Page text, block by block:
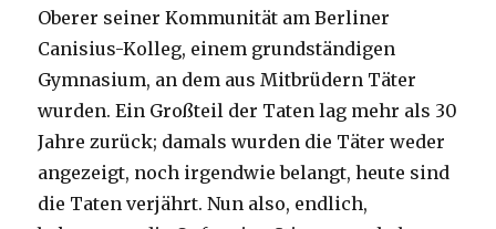
Oberer seiner Kommunität am Berliner
Canisius-Kolleg, einem grundständigen
Gymnasium, an dem aus Mitbrüdern Täter
wurden. Ein Großteil der Taten lag mehr als 30
Jahre zurück; damals wurden die Täter weder
angezeigt, noch irgendwie belangt, heute sind
die Taten verjährt. Nun also, endlich,